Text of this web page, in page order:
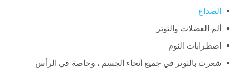
الصداع
ألم العضلات والتوتر
اضطرابات النوم
شعرت بالتوتر في جميع أنحاء الجسم ، وخاصة في الرأس